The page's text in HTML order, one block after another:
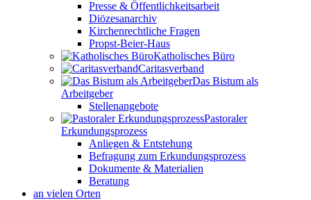
Presse & Öffentlichkeitsarbeit
Diözesanarchiv
Kirchenrechtliche Fragen
Propst-Beier-Haus
Katholisches Büro
Caritasverband
Das Bistum als
Arbeitgeber
Stellenangebote
Pastoraler
Erkundungsprozess
Anliegen & Entstehung
Befragung zum Erkundungsprozess
Dokumente & Materialien
Beratung
an vielen Orten